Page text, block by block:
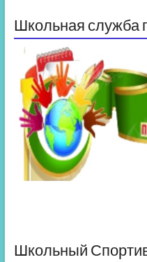
Школьная служба
Школьный